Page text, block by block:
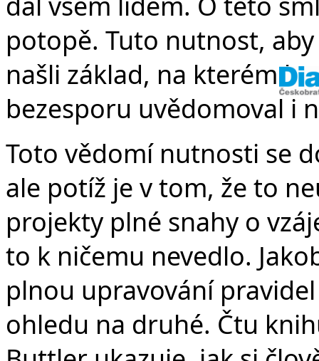
potopě. Tuto nutnost,
našli základ, na kterém
bezesporu uvědomoval i
Toto vědomí nutnosti se
ale potíž je v tom, že to
projekty plné snahy o
to k ničemu nevedlo.
plnou upravování
ohledu na druhé. Čtu